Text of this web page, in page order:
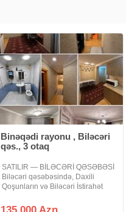
Binəqədi rayonu , Biləcəri
qəs., 3 otaq
SATILIR — BİLƏCƏRİ QƏSƏBƏSİ
Biləcəri qəsəbəsində, Daxili
Qoşunların və Biləcəri İstirahət
yeni tikili binada 3 otaqlı, 80 m²